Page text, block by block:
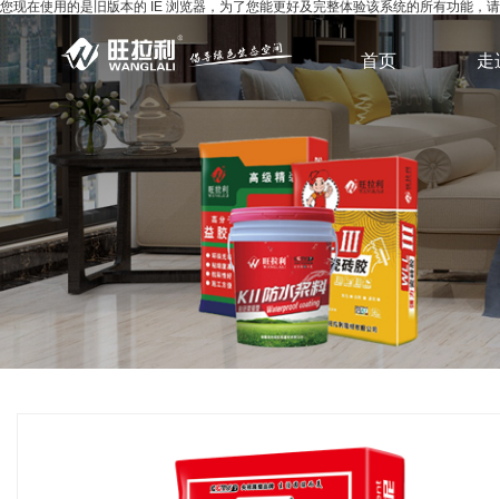
您现在使用的是旧版本的 IE 浏览器，为了您能更好及完整体验该系统的所有功能
首页 走